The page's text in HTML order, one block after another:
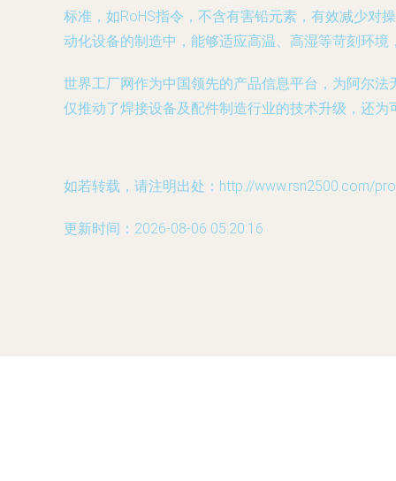
标准，如RoHS指令，不含有害铅元素，有效减少对
动化设备的制造中，能够适应高温、高湿等苛刻环境
世界工厂网作为中国领先的产品信息平台，为阿尔
仅推动了焊接设备及配件制造行业的技术升级，还
如若转载，请注明出处：http://www.rsn2500.com/
更新时间：2026-08-06 05:20:16